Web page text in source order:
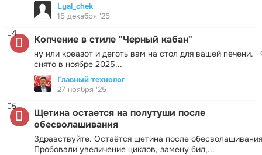
Lyal_chek
15 декабря '25
Копчение в стиле "Черный кабан"
ну или креазот и деготь вам на стол для вашей печени.
снято в ноябре 2025...
4
Главный технолог
27 ноября '25
Щетина остается на полутуши после
обесволашивания
Здравствуйте. Остаётся щетина после
Пробовали увеличение циклов, замену бил,...
5